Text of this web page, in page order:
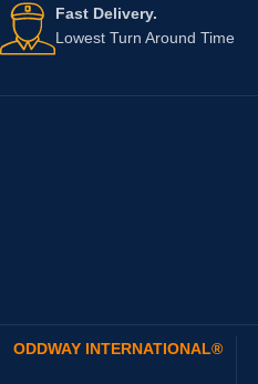
Fast Delivery.
Lowest Turn Around Time
ODDWAY INTERNATIONAL®